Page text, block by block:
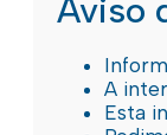
Aviso
A
Esta